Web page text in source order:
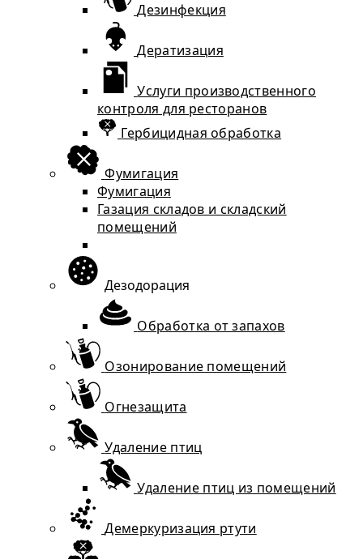
Дезинфекция
Дератизация
Услуги производственного
контроля для ресторанов
Гербицидная обработка
Фумигация
Фумигация
Газация складов и складский
помещений
Дезодорация
Обработка от запахов
Озонирование помещений
Огнезащита
Удаление птиц
Удаление птиц из помещений
Демеркуризация ртути